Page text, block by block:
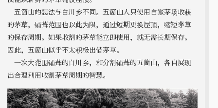
五箇山的想法与白川乡不同。五箇山人只使用自家茅场收获
的茅草，铺葺范围也以此为限，通过短期更换屋顶，缩短茅草
的保存周期。如果收割的茅草能立即使用，就无需长期保存。
因此，五箇山似乎不太积极出借茅草。
一次大范围铺葺的白川乡，和分割铺葺的五箇山，各自展现
出合理利用收割茅草周期的智慧。